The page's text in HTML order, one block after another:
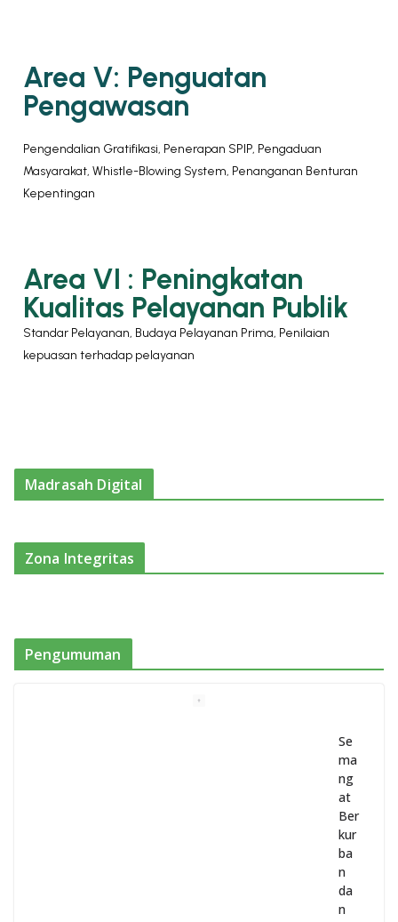
Area V: Penguatan
Pengawasan
Pengendalian Gratifikasi, Penerapan SPIP, Pengaduan
Masyarakat, Whistle-Blowing System, Penanganan Benturan
Kepentingan
Area VI : Peningkatan
Kualitas Pelayanan Publik
Standar Pelayanan, Budaya Pelayanan Prima, Penilaian
kepuasan terhadap pelayanan
Madrasah Digital
Zona Integritas
Pengumuman
Se
ma
ng
at
Ber
kur
ba
n
da
n